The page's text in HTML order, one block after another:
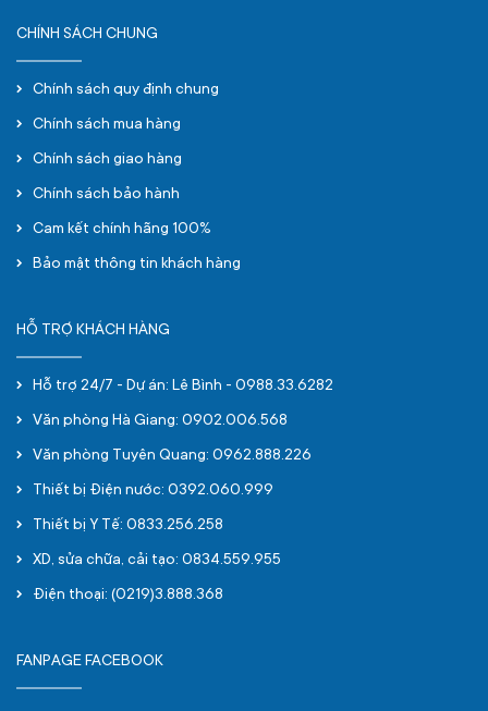
CHÍNH SÁCH CHUNG
Chính sách quy định chung
Chính sách mua hàng
Chính sách giao hàng
Chính sách bảo hành
Cam kết chính hãng 100%
Bảo mật thông tin khách hàng
HỖ TRỢ KHÁCH HÀNG
Hỗ trợ 24/7 - Dự án: Lê Bình - 0988.33.6282
Văn phòng Hà Giang: 0902.006.568
Văn phòng Tuyên Quang: 0962.888.226
Thiết bị Điện nước: 0392.060.999
Thiết bị Y Tế: 0833.256.258
XD, sửa chữa, cải tạo: 0834.559.955
Điện thoại: (0219)3.888.368
FANPAGE FACEBOOK